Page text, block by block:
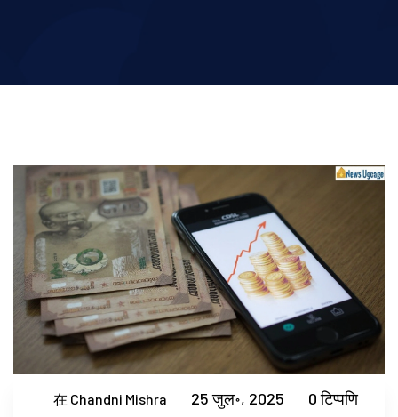
在 Chandni Mishra 25 जुल॰, 2025 0 टिप्पणि